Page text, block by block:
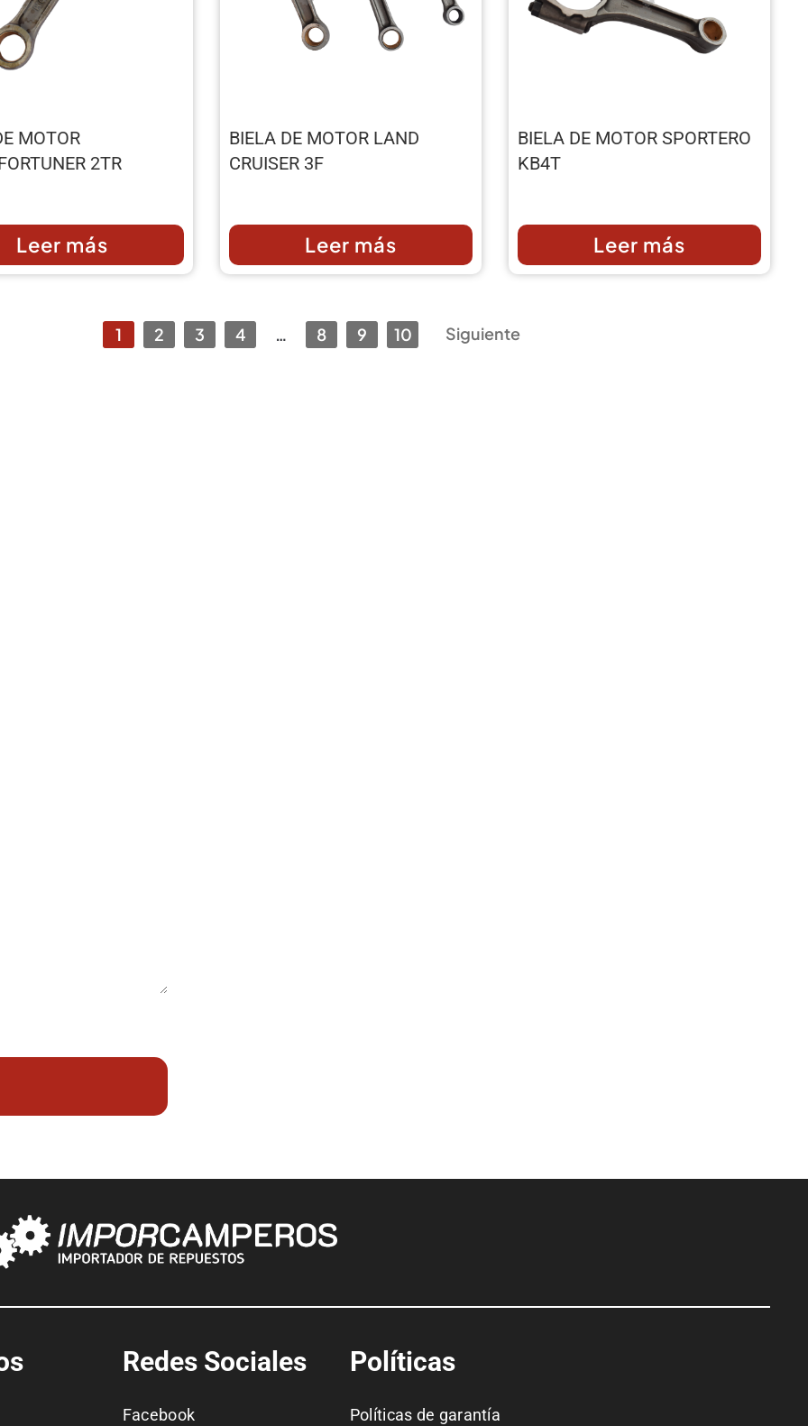
MOTOR
2TR
Leer más
BIELA DE MOTOR LAND
CRUISER 3F
Leer más
BIELA DE MOTOR SPORTERO
KB4T
Leer más
1 2 3 4 … 8 9 10 Siguiente
Redes Sociales
Facebook
Políticas
Políticas de garantía